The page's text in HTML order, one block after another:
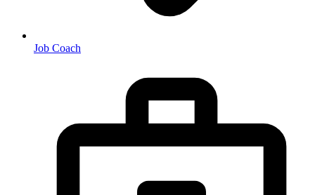
Job Coach